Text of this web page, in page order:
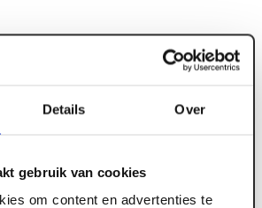
Details Over
gebruik van cookies
om content en advertenties te